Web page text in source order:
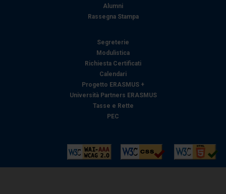
Alumni
Rassegna Stampa
Segreterie
Modulistica
Richiesta Certificati
Calendari
Progetto ERASMUS +
Università Partners ERASMUS
Tasse e Rette
PEC